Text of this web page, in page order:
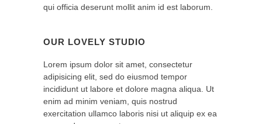
qui officia deserunt mollit anim id est laborum.
OUR LOVELY STUDIO
Lorem ipsum dolor sit amet, consectetur
adipisicing elit, sed do eiusmod tempor
incididunt ut labore et dolore magna aliqua. Ut
enim ad minim veniam, quis nostrud
exercitation ullamco laboris nisi ut aliquip ex ea